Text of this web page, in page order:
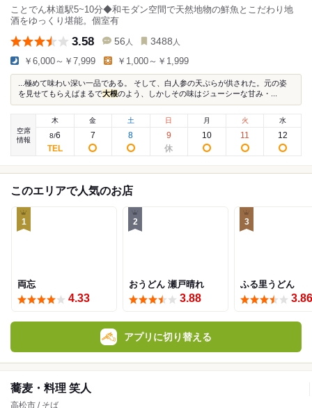
ことでん林道駅5~10分◆和モダン空間で天然地物の鮮魚とこだわり地
酒をゆっくり堪能。個室有
3.58 56 人 3488 人
￥6,000～￥7,999 ￥1,000～￥1,999
...極めて味わい深い一品である。 そして、白人参の天ぷらが供された。元の姿
を見せてもらえばまるで大根のよう、しかしその味はジューシーな甘み・...
空席
情報
木
8/6
金
7
土
8
日
9
月
10
火
11
水
12
このエリアで人気のお店
1
両忘
4.33
2
おうどん 瀬戸晴れ
3.88
3
ふる里うどん
3.86
アプリに切り替える
蕎麦・料理 笑人
高松市 / そば